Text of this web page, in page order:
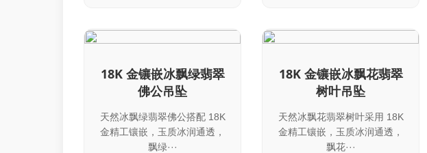
18K 金镶嵌冰飘绿翡翠
佛公吊坠
天然冰飘绿翡翠佛公搭配 18K
金精工镶嵌，玉质冰润通透，
飘绿···
18K 金镶嵌冰飘花翡翠
树叶吊坠
天然冰飘花翡翠树叶采用 18K
金精工镶嵌，玉质冰润通透，
飘花···